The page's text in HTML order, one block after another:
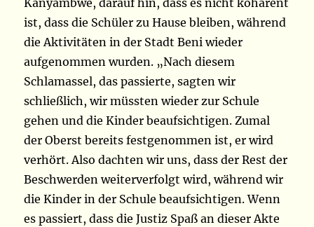
Kanyambwe, darauf hin, dass es nicht kohärent
ist, dass die Schüler zu Hause bleiben, während
die Aktivitäten in der Stadt Beni wieder
aufgenommen wurden. „Nach diesem
Schlamassel, das passierte, sagten wir
schließlich, wir müssten wieder zur Schule
gehen und die Kinder beaufsichtigen. Zumal
der Oberst bereits festgenommen ist, er wird
verhört. Also dachten wir uns, dass der Rest der
Beschwerden weiterverfolgt wird, während wir
die Kinder in der Schule beaufsichtigen. Wenn
es passiert, dass die Justiz Spaß an dieser Akte